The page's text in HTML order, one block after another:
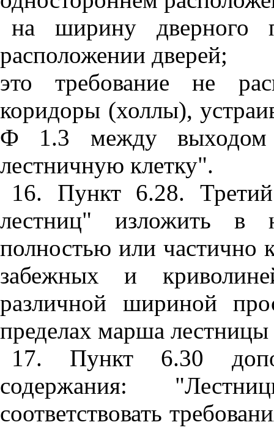
на ширину дверного
расположении дверей;
это требование не
коридоры (холлы),
Ф 1.3 между
лестничную клетку".
16. Пункт 6.28.
лестниц" изложить в
полностью или частично
забежных и
различной шириной
пределах марша
17. Пункт 6.30
содержания:
соответствовать